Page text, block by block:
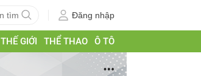
Đăng nhập
THẾ GIỚI THỂ THAO Ô TÔ